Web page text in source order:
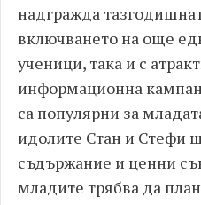
надгражда
включването на още
ученици, така и с
информационна
са популярни за
идолите Стан и Стефи
съдържание и ценни
младите трябва да